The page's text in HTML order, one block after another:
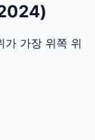
가 가장 위쪽 위